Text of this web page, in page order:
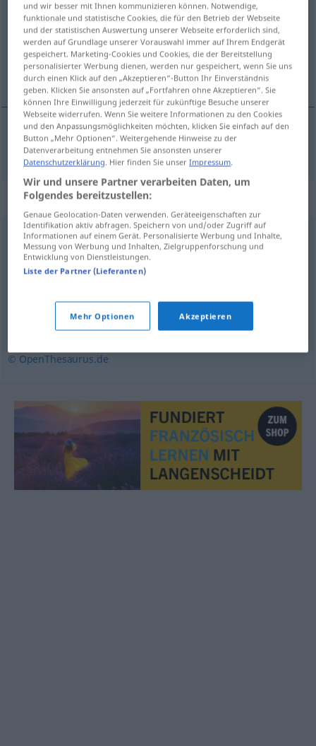
Übersicht aller Übersetzungen
(Für mehr Details die Übersetzung anklicken/antippen)
captivant
captivant fesselnd
Synonyme für "fesselnd"
aufregend,prickelnd (ugs.),mitreißend,faszinierend
spannend,atemberaubend
zugkräftig,spannend,interessant,packend,attraktiv
schlagkräftig
faszinierend , hochinteressant
© OpenThesaurus.de
und wir besser mit Ihnen kommunizieren können. Notwendige,
funktionale und statistische Cookies, die für den Betrieb der Webseite
und der statistischen Auswertung unserer Webseite erforderlich sind,
werden auf Grundlage unserer Vorauswahl immer auf Ihrem Endgerät
gespeichert. Marketing-Cookies und Cookies, die der Bereitstellung
personalisierter Werbung dienen, werden nur gespeichert, wenn Sie uns
durch einen Klick auf den „Akzeptieren“-Button Ihr Einverständnis
geben. Klicken Sie ansonsten auf „Fortfahren ohne Akzeptieren“. Sie
können Ihre Einwilligung jederzeit für zukünftige Besuche unserer
Webseite widerrufen. Wenn Sie weitere Informationen zu den Cookies
und den Anpassungsmöglichkeiten möchten, klicken Sie einfach auf den
Button „Mehr Optionen“. Weitergehende Hinweise zu der
Datenverarbeitung entnehmen Sie ansonsten unserer
Datenschutzerklärung. Hier finden Sie unserImpressum.
Wir und unsere Partner verarbeiten Daten, um
Folgendes bereitzustellen:
Genaue Geolocation-Daten verwenden. Geräteeigenschaften zur
Identifikation aktiv abfragen. Speichern von und/oder Zugriff auf
Informationen auf einem Gerät. Personalisierte Werbung und Inhalte,
Messung von Werbung und Inhalten, Zielgruppenforschung und
Entwicklung von Dienstleistungen.
Liste der Partner (Lieferanten)
Mehr Optionen Akzeptieren